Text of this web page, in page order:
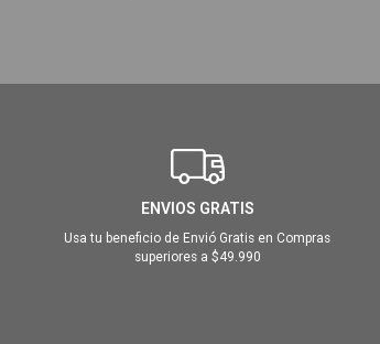
ENVIOS GRATIS
Usa tu beneficio de Envió Gratis en Compras
superiores a $49.990